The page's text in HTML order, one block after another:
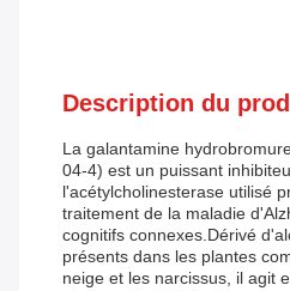
Description du
La galantamine
04-4) est un puissant
l'acétylcholinesterase utilisé
traitement de la maladie
cognitifs connexes.Dérivé
présents dans les plantes
neige et les narcissus, il agit